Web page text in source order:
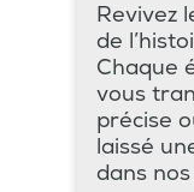
Revivez
de
Chaque
vous
précise
laissé
dans